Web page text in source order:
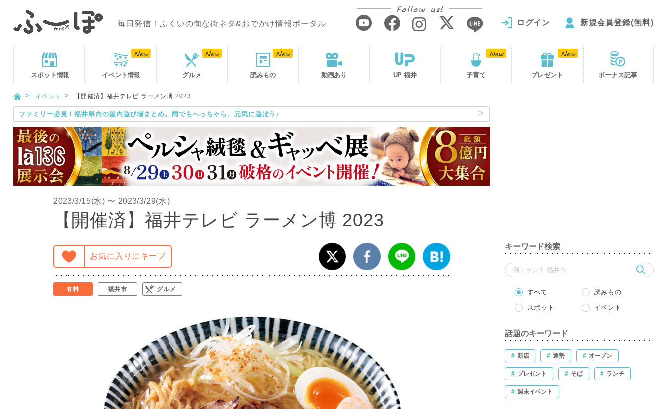
毎日発信！ふくいの旬な街ネタ&おでかけ情報ポータル
Follow us!
ログイン 新規会員登録(無料)
スポット情報 イベント情報 グルメ 読みもの 動画あり UP 福井 子育て プレゼント ボーナス記事
イベント 【開催済】福井テレビ ラーメン博 2023
ファミリー必見！福井県内の屋内遊び場まとめ。雨でもへっちゃら、元気に遊ぼう♪
2023/3/15(水) 〜 2023/3/29(水)
【開催済】福井テレビ ラーメン博 2023
お気に入りにキープ
有料 福井市 グルメ
キーワード検索
すべて 読みもの
スポット イベント
話題のキーワード
# 新店 # 運勢 # オープン
# プレゼント # そば # ランチ
# 週末イベント